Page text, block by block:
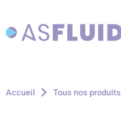
Aller à la recherche
Accueil Tous nos produits